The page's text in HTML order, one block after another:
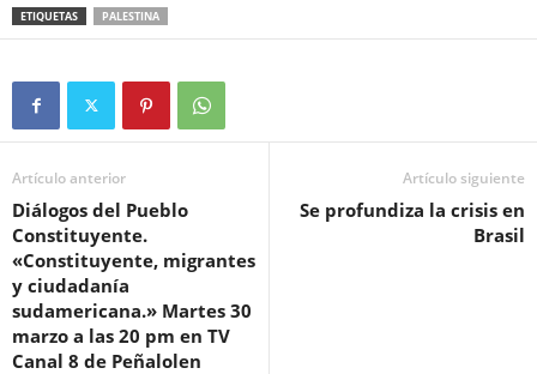
ETIQUETAS PALESTINA
Artículo anterior
Diálogos del Pueblo
Constituyente.
«Constituyente, migrantes
y ciudadanía
sudamericana.» Martes 30
marzo a las 20 pm en TV
Canal 8 de Peñalolen
Artículo siguiente
Se profundiza la crisis en
Brasil